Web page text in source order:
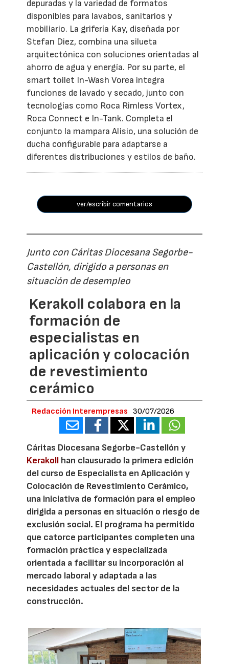
depuradas y la variedad de formatos
disponibles para lavabos, sanitarios y
mobiliario. La grifería Kay, diseñada por
Stefan Diez, combina una silueta
arquitectónica con soluciones orientadas al
ahorro de agua y energía. Por su parte, el
smart toilet In-Wash Vorea integra
funciones de lavado y secado, junto con
tecnologías como Roca Rimless Vortex,
Roca Connect e In-Tank. Completa el
conjunto la mampara Alisio, una solución de
ducha configurable para adaptarse a
diferentes distribuciones y estilos de baño.
ver/escribir comentarios
Junto con Cáritas Diocesana Segorbe-
Castellón, dirigido a personas en
situación de desempleo
Kerakoll colabora en la
formación de
especialistas en
aplicación y colocación
de revestimiento
cerámico
Redacción Interempresas 30/07/2026
Cáritas Diocesana Segorbe-Castellón y
Kerakoll han clausurado la primera edición
del curso de Especialista en Aplicación y
Colocación de Revestimiento Cerámico,
una iniciativa de formación para el empleo
dirigida a personas en situación o riesgo de
exclusión social. El programa ha permitido
que catorce participantes completen una
formación práctica y especializada
orientada a facilitar su incorporación al
mercado laboral y adaptada a las
necesidades actuales del sector de la
construcción.